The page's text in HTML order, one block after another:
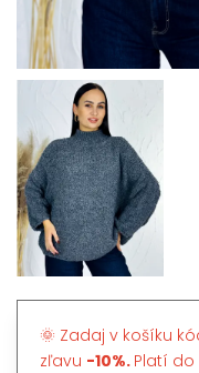
🌞 Zadaj v košíku
zľavu -10%. Platí